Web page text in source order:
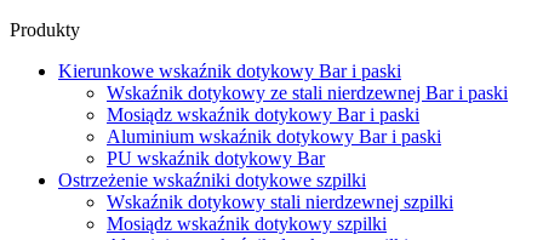
Produkty
Kierunkowe wskaźnik dotykowy Bar i paski
Wskaźnik dotykowy ze stali nierdzewnej Bar i paski
Mosiądz wskaźnik dotykowy Bar i paski
Aluminium wskaźnik dotykowy Bar i paski
PU wskaźnik dotykowy Bar
Ostrzeżenie wskaźniki dotykowe szpilki
Wskaźnik dotykowy stali nierdzewnej szpilki
Mosiądz wskaźnik dotykowy szpilki